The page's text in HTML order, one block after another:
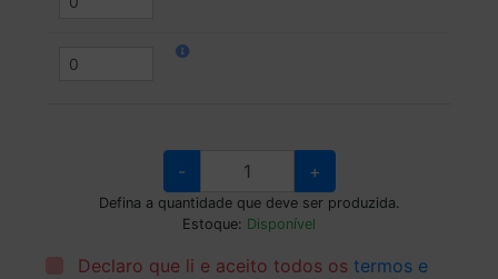
- +
Defina a quantidade que deve ser produzida.
Estoque: Disponível
Declaro que li e aceito todos ostermos e